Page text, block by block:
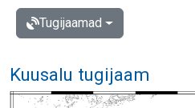
Tugijaamad
Kuusalu tugijaam